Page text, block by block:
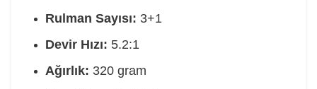
Rulman Sayısı: 3+1
Devir Hızı: 5.2:1
Ağırlık: 320 gram